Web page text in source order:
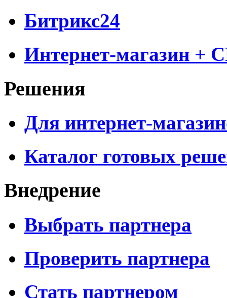
Битрикс24
Интернет-магазин +
Решения
Для интернет-
Каталог готовых
Внедрение
Выбрать партнера
Проверить партнера
Стать партнером